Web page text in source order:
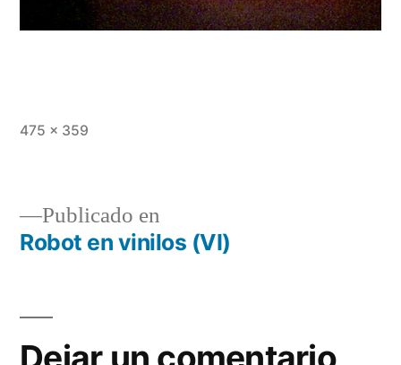
Tamaño
475 × 359
Navegación
entradas
Publicado en
Robot en vinilos (VI)